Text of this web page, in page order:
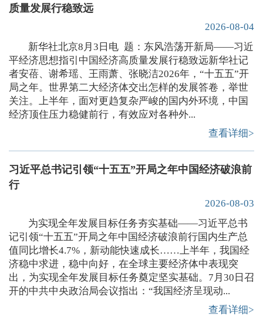
质量发展行稳致远
2026-08-04
新华社北京8月3日电 题：东风浩荡开新局——习近
平经济思想指引中国经济高质量发展行稳致远新华社记
者安蓓、谢希瑶、王雨萧、张晓洁2026年，“十五五”开
局之年。世界第二大经济体交出怎样的发展答卷，举世
关注。上半年，面对更趋复杂严峻的国内外环境，中国
经济顶住压力稳健前行，有效应对各种外...
查看详细>
习近平总书记引领“十五五”开局之年中国经济破浪前
行
2026-08-03
为实现全年发展目标任务夯实基础——习近平总书
记引领“十五五”开局之年中国经济破浪前行国内生产总
值同比增长4.7%，新动能快速成长……上半年，我国经
济稳中求进，稳中向好，在全球主要经济体中表现突
出，为实现全年发展目标任务奠定坚实基础。7月30日召
开的中共中央政治局会议指出：“我国经济呈现动...
查看详细>